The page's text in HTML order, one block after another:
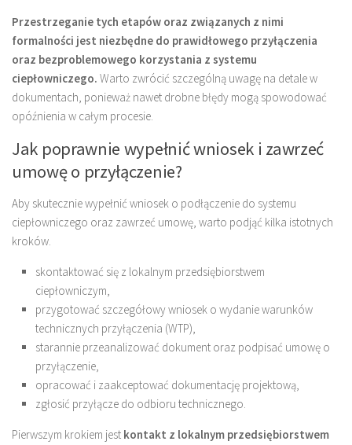
Przestrzeganie tych etapów oraz związanych z nimi
formalności jest niezbędne do prawidłowego przyłączenia
oraz bezproblemowego korzystania z systemu
ciepłowniczego. Warto zwrócić szczególną uwagę na detale w
dokumentach, ponieważ nawet drobne błędy mogą spowodować
opóźnienia w całym procesie.
Jak poprawnie wypełnić wniosek i zawrzeć
umowę o przyłączenie?
Aby skutecznie wypełnić wniosek o podłączenie do systemu
ciepłowniczego oraz zawrzeć umowę, warto podjąć kilka istotnych
kroków.
skontaktować się z lokalnym przedsiębiorstwem
ciepłowniczym,
przygotować szczegółowy wniosek o wydanie warunków
technicznych przyłączenia (WTP),
starannie przeanalizować dokument oraz podpisać umowę o
przyłączenie,
opracować i zaakceptować dokumentację projektową,
zgłosić przyłącze do odbioru technicznego.
Pierwszym krokiem jest kontakt z lokalnym przedsiębiorstwem